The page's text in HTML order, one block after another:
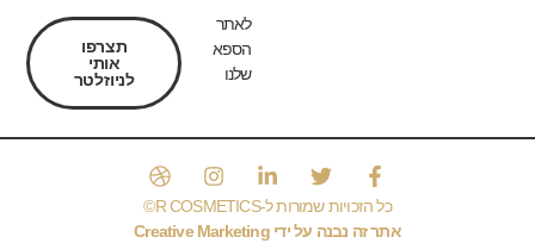
לאתר
הספא
שלנו
תצרפו
אותי
לניוזלטר
כל הזכויות שמורות ל-R COSMETICS©️
אתר זה נבנה על ידי C
reative Marketing